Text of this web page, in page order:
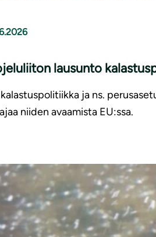
lausunto
ja ns.
niiden avaamista EU:ssa.